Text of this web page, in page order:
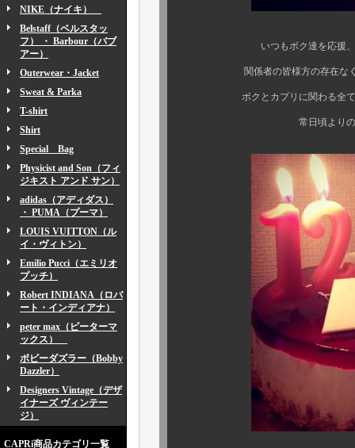
NIKE（ナイキ）
Belstaff（ベルスタッ
フ） ・ Barbour（バブ
アー）
Outerwear・Jacket
Sweat & Parka
T-shirt
Shirt
Special Bag
Physicist and Son（フィ
ジキスト アンド サン）
adidas（アディダス）
・ PUMA（プーマ）
LOUIS VUITTON（ル
イ・ヴィトン）
Emilio Pucci（エミリオ
プッチ）
Robert INDIANA（ロバ
ート・インディアナ）
peter max（ピーターマ
ックス）
ボビーダズラー（Bobby
Dazzler）
Designers Vintage（デザ
イナーズ ヴィンテー
ジ）
CAPRi商品カテゴリ一覧
いつもボク達を応援、サポー
関係者の皆様方の存在なくして
ボクとカプリに関わる全ての皆
常日頃よりのお力添え、